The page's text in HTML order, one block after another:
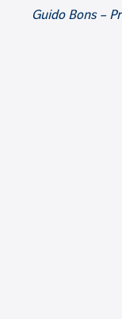
Guido Bons –